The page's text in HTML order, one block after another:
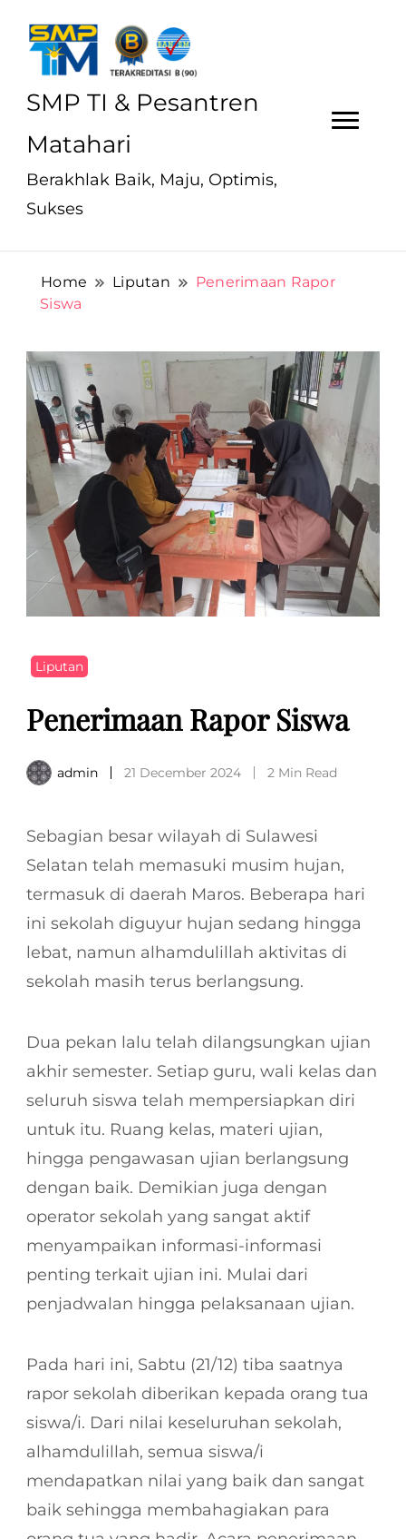
SMP TI & Pesantren
Matahari
Berakhlak Baik, Maju, Optimis,
Sukses
Home Liputan
Penerimaan Rapor
Siswa
Liputan
Penerimaan Rapor Siswa
admin 21 December 2024 2 Min Read
Sebagian besar wilayah di Sulawesi
Selatan telah memasuki musim hujan,
termasuk di daerah Maros. Beberapa hari
ini sekolah diguyur hujan sedang hingga
lebat, namun alhamdulillah aktivitas di
sekolah masih terus berlangsung.
Dua pekan lalu telah dilangsungkan ujian
akhir semester. Setiap guru, wali kelas dan
seluruh siswa telah mempersiapkan diri
untuk itu. Ruang kelas, materi ujian,
hingga pengawasan ujian berlangsung
dengan baik. Demikian juga dengan
operator sekolah yang sangat aktif
menyampaikan informasi-informasi
penting terkait ujian ini. Mulai dari
penjadwalan hingga pelaksanaan ujian.
Pada hari ini, Sabtu (21/12) tiba saatnya
rapor sekolah diberikan kepada orang tua
siswa/i. Dari nilai keseluruhan sekolah,
alhamdulillah, semua siswa/i
mendapatkan nilai yang baik dan sangat
baik sehingga membahagiakan para